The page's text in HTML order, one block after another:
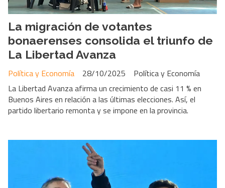
La migración de votantes
bonaerenses consolida el triunfo de
La Libertad Avanza
Política y Economía
Política y Economía
28/10/2025
La Libertad Avanza afirma un crecimiento de casi 11 % en
Buenos Aires en relación a las últimas elecciones. Así, el
partido libertario remonta y se impone en la provincia.